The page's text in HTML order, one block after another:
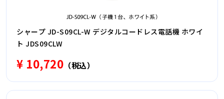
シャープ JD-S09CL-W デジタルコードレス電話機 ホワイ
ト JDS09CLW
¥ 10,720 （税込）